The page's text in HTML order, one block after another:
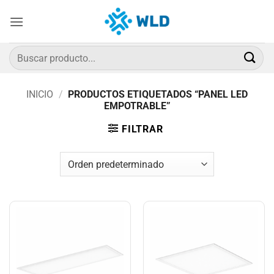
Buscar
por:
INICIO / PRODUCTOS ETIQUETADOS “PANEL LED
EMPOTRABLE”
FILTRAR